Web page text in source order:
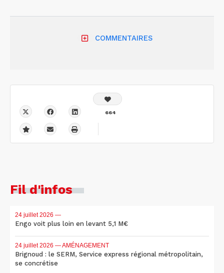
COMMENTAIRES
664
Fil d'infos
24 juillet 2026 —
Engo voit plus loin en levant 5,1 M€
24 juillet 2026 — AMÉNAGEMENT
Brignoud : le SERM, Service express régional métropolitain,
se concrétise